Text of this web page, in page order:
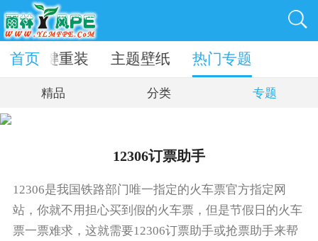
一键重装 主题壁纸 热门专题
首页
精品 分类 专题
12306订票助手
12306是我国铁路部门唯一指定的火车票官方指定网
站，你就不用担心买到假的火车票，但是节假日的火车
票一票难求，这就需要12306订票助手或抢票助手来帮